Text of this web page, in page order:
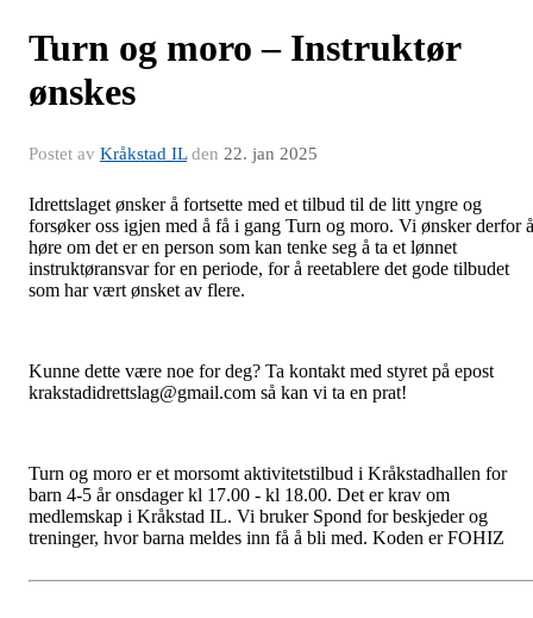
Turn og moro – Instruktør
ønskes
Postet av Kråkstad ILden 22. jan 2025
Idrettslaget ønsker å fortsette med et tilbud til de litt yngre og
forsøker oss igjen med å få i gang Turn og moro. Vi ønsker derfor å
høre om det er en person som kan tenke seg å ta et lønnet
instruktøransvar for en periode, for å reetablere det gode tilbudet
som har vært ønsket av flere.
Kunne dette være noe for deg? Ta kontakt med styret på epost
krakstadidrettslag@gmail.com så kan vi ta en prat!
Turn og moro er et morsomt aktivitetstilbud i Kråkstadhallen for
barn 4-5 år onsdager kl 17.00 - kl 18.00. Det er krav om
medlemskap i Kråkstad IL. Vi bruker Spond for beskjeder og
treninger, hvor barna meldes inn få å bli med. Koden er FOHIZ